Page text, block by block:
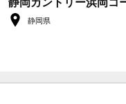
静岡カントリー浜岡コ
静岡県